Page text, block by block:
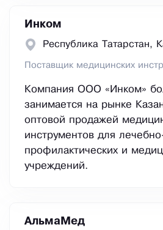
Инком
Республика Татарстан,
Поставщик медицинских
Компания ООО «Инком»
занимается на рынке
оптовой продажей
инструментов для
профилактических и
учреждений.
АльмаМед